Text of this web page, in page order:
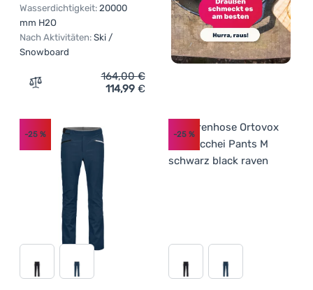
Wasserdichtigkeit: 20000
mm H2O
Nach Aktivitäten: Ski /
Snowboard
Zum Vergleich 'Herrenhose Husky Gili M' hinzufügen
164,00€
114,99 €
-25 % -25%